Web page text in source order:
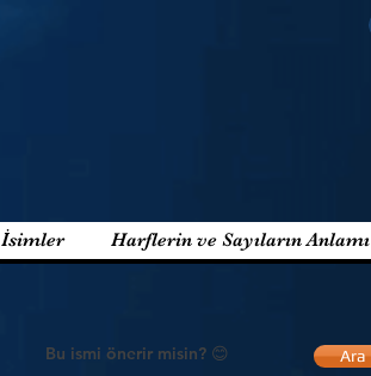
İsimler Harflerin ve Sayıların Anlamı
Bu ismi önerir misin? 😊 Ara